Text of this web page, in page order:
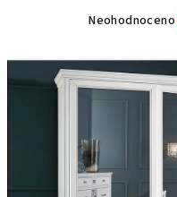
Průměrné
produktu
je
0,0
hvězdiček.
Neohodnoceno